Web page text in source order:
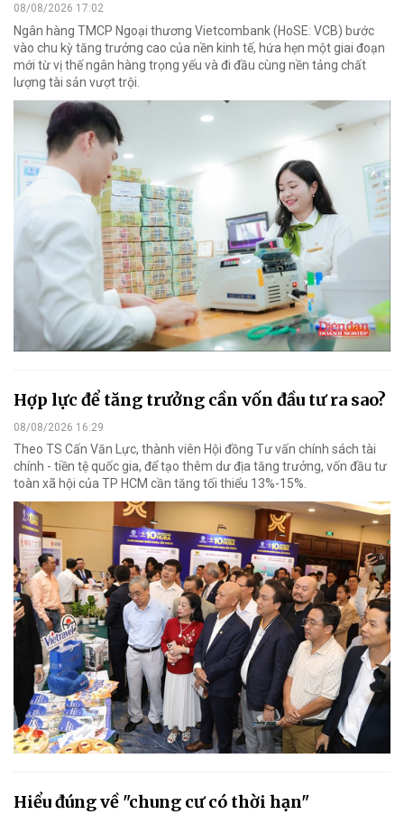
08/08/2026 17:02
Ngân hàng TMCP Ngoại thương Vietcombank (HoSE: VCB) bước
vào chu kỳ tăng trưởng cao của nền kinh tế, hứa hẹn một giai đoạn
mới từ vị thế ngân hàng trọng yếu và đi đầu cùng nền tảng chất
lượng tài sản vượt trội.
Hợp lực để tăng trưởng cần vốn đầu tư ra sao?
08/08/2026 16:29
Theo TS Cấn Văn Lực, thành viên Hội đồng Tư vấn chính sách tài
chính - tiền tệ quốc gia, để tạo thêm dư địa tăng trưởng, vốn đầu tư
toàn xã hội của TP HCM cần tăng tối thiểu 13%-15%.
Hiểu đúng về "chung cư có thời hạn"